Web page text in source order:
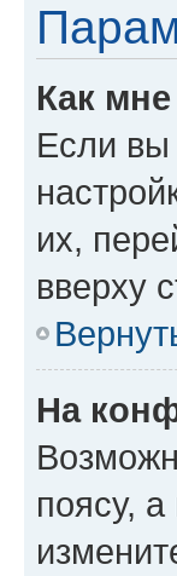
Как
Если вы
их,
вверху
На
поясу,